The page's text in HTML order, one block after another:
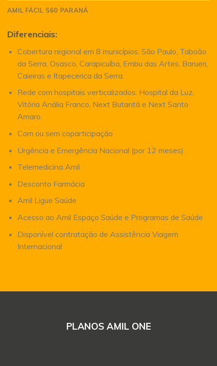
AMIL FÁCIL S60 PARANÁ
Diferenciais:
Cobertura regional em 8 municípios: São Paulo, Taboão
da Serra, Osasco, Carapicuíba, Embu das Artes, Barueri,
Caieiras e Itapecerica da Serra.
Rede com hospitais verticalizados: Hospital da Luz,
Vitória Anália Franco, Next Butantã e Next Santo
Amaro.
Com ou sem coparticipação
Urgência e Emergência Nacional (por 12 meses)
Telemedicina Amil
Desconto Farmácia
Amil Ligue Saúde
Acesso ao Amil Espaço Saúde e Programas de Saúde
Disponível contratação de Assistência Viagem
Internacional
PLANOS AMIL ONE